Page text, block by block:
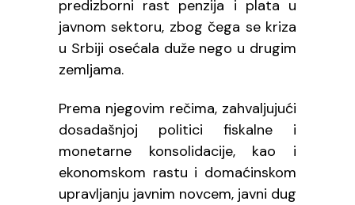
predizborni rast penzija i plata u
javnom sektoru, zbog čega se kriza
u Srbiji osećala duže nego u drugim
zemljama.
Prema njegovim rečima, zahvaljujući
dosadašnjoj politici fiskalne i
monetarne konsolidacije, kao i
ekonomskom rastu i domaćinskom
upravljanju javnim novcem, javni dug